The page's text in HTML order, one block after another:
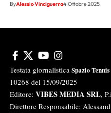
ByAlessio Vinciguerra4 Ottobre 2025
Testata giornalistica Spazio Tennis
10268 del 15/09/2025
Editore: VIBES MEDIA SRL,
Direttore Responsabile: